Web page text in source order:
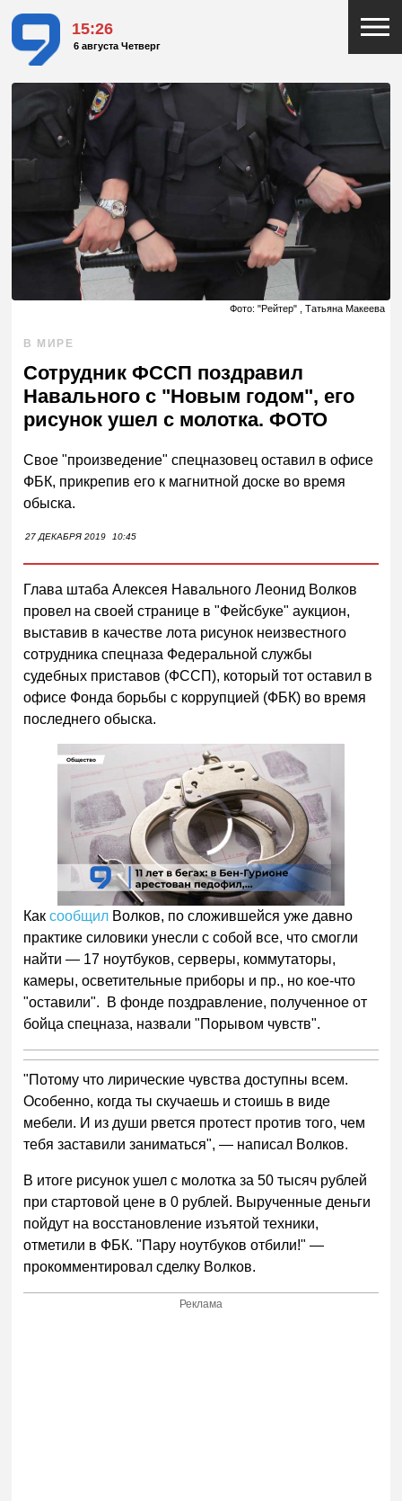
15:26
6 августа Четверг
Фото: "Рейтер" , Татьяна Макеева
В МИРЕ
Сотрудник ФССП поздравил
Навального с "Новым годом", его
рисунок ушел с молотка. ФОТО
Свое "произведение" спецназовец оставил в офисе
ФБК, прикрепив его к магнитной доске во время
обыска.
27 ДЕКАБРЯ 2019 10:45
Глава штаба Алексея Навального Леонид Волков
провел на своей странице в "Фейсбуке" аукцион,
выставив в качестве лота рисунок неизвестного
сотрудника спецназа Федеральной службы
судебных приставов (ФССП), который тот оставил в
офисе Фонда борьбы с коррупцией (ФБК) во время
последнего обыска.
00:00/01:00
Каксообщил Волков, по сложившейся уже давно
практике силовики унесли с собой все, что смогли
найти — 17 ноутбуков, серверы, коммутаторы,
камеры, осветительные приборы и пр., но кое-что
"оставили". В фонде поздравление, полученное от
бойца спецназа, назвали "Порывом чувств".
"Потому что лирические чувства доступны всем.
Особенно, когда ты скучаешь и стоишь в виде
мебели. И из души рвется протест против того, чем
тебя заставили заниматься", — написал Волков.
В итоге рисунок ушел с молотка за 50 тысяч рублей
при стартовой цене в 0 рублей. Вырученные деньги
пойдут на восстановление изъятой техники,
отметили в ФБК. "Пару ноутбуков отбили!" —
прокомментировал сделку Волков.
Реклама